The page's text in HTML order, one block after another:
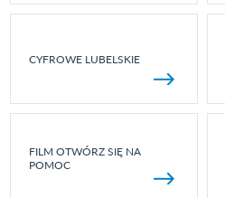
CYFROWE LUBELSKIE
FILM OTWÓRZ SIĘ NA
POMOC